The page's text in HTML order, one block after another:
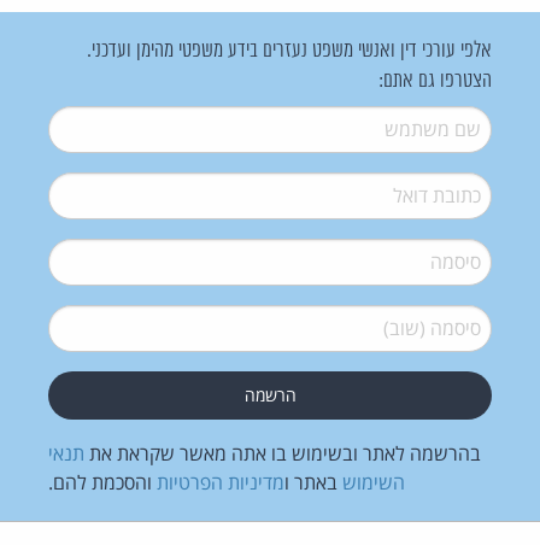
אלפי עורכי דין ואנשי משפט נעזרים בידע משפטי מהימן ועדכני.
הצטרפו גם אתם:
שם משתמש*
דואל*
סיסמה*
סיסמה (שוב)*
בהרשמה לאתר ובשימוש בו אתה מאשר שקראת את תנאי
השימוש באתר ומדיניות הפרטיות והסכמת להם.